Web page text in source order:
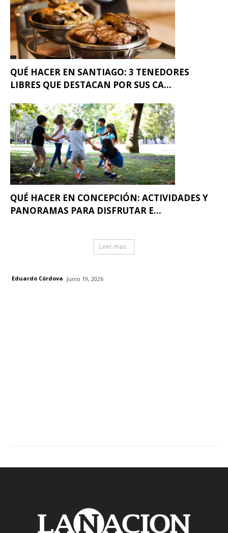
QUÉ HACER EN SANTIAGO: 3 TENEDORES
LIBRES QUE DESTACAN POR SUS CA...
QUÉ HACER EN CONCEPCIÓN: ACTIVIDADES Y
PANORAMAS PARA DISFRUTAR E...
Leer mas
Eduardo Córdova Junio 19, 2026